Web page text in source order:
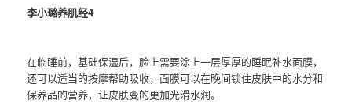
李小璐养肌经4
在临睡前，基础保湿后，脸上需要涂上一层厚厚的睡眠补水面膜，
还可以适当的按摩帮助吸收，面膜可以在晚间锁住皮肤中的水分和
保养品的营养，让皮肤变的更加光滑水润。